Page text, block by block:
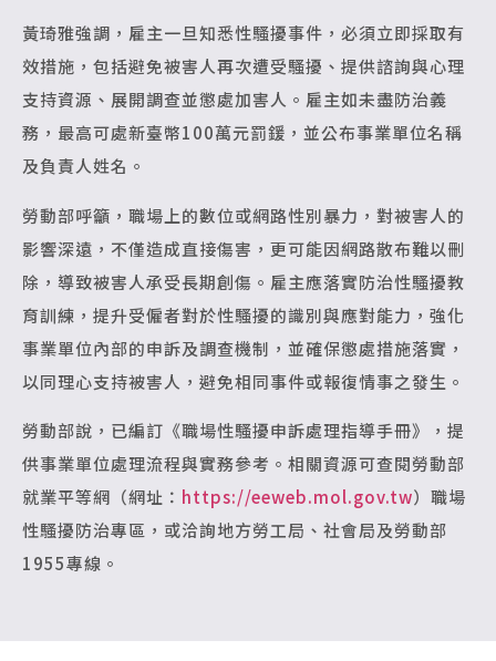
黃琦雅強調，雇主一旦知悉性騷擾事件，必須立即採取有
效措施，包括避免被害人再次遭受騷擾、提供諮詢與心理
支持資源、展開調查並懲處加害人。雇主如未盡防治義
務，最高可處新臺幣100萬元罰鍰，並公布事業單位名稱
及負責人姓名。
勞動部呼籲，職場上的數位或網路性別暴力，對被害人的
影響深遠，不僅造成直接傷害，更可能因網路散布難以刪
除，導致被害人承受長期創傷。雇主應落實防治性騷擾教
育訓練，提升受僱者對於性騷擾的識別與應對能力，強化
事業單位內部的申訴及調查機制，並確保懲處措施落實，
以同理心支持被害人，避免相同事件或報復情事之發生。
勞動部說，已編訂《職場性騷擾申訴處理指導手冊》，提
供事業單位處理流程與實務參考。相關資源可查閱勞動部
就業平等網（網址： https://eeweb.mol.gov.tw）職場
性騷擾防治專區，或洽詢地方勞工局、社會局及勞動部
1955專線。